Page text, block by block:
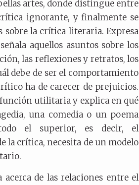
artes, donde distingue entre
ignorante, y finalmente se
sobre la crítica literaria. Expresa
aquellos asuntos sobre los
las reflexiones y retratos, los
debe de ser el comportamiento
ha de carecer de prejuicios.
función utilitaria y explica en qué
una comedia o un poema
el superior, es decir, el
la crítica, necesita de un modelo
de las relaciones entre el